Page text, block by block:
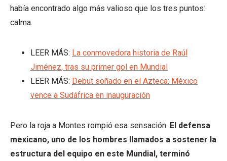
había encontrado algo más valioso que los tres puntos:
calma.
LEER MÁS: La conmovedora historia de Raúl
Jiménez, tras su primer gol en Mundial
LEER MÁS: Debut soñado en el Azteca: México
vence a Sudáfrica en inauguración
Pero la roja a Montes rompió esa sensación. El defensa
mexicano, uno de los hombres llamados a sostener la
estructura del equipo en este Mundial, terminó